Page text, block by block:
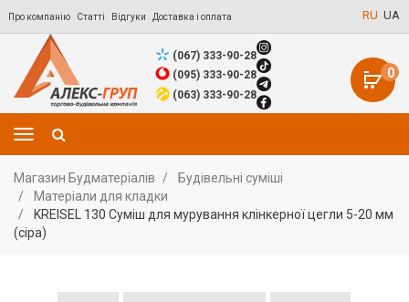
Про компанію Статті Відгуки Доставка і оплата RU UA
0
(067) 333-90-28
(095) 333-90-28
(063) 333-90-28
Магазин Будматеріалів
Будівельні суміші
Матеріали для кладки
KREISEL 130 Суміш для мурування клінкерної цегли 5-20 мм
(сіра)